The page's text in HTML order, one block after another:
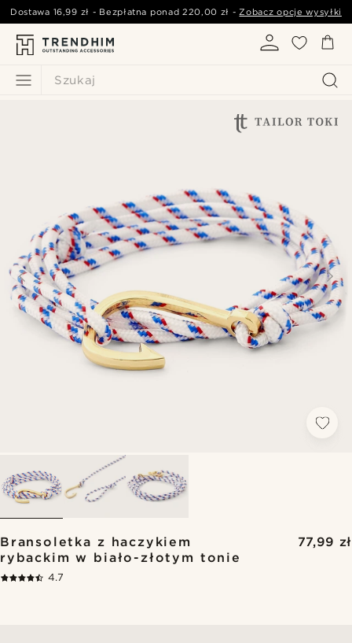
Szukaj
Dostawa 16,99 zł - Bezpłatna ponad220,00 zł -Zobacz opcje wysyłki
Bransoletka z haczykiem
rybackim w biało-złotym tonie
77,99 zł
4.7